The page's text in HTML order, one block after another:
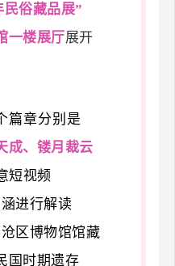
俗藏品展”
一楼展厅展开
篇章分别是
成、 镂月裁云
短视频
进行解读
区博物馆馆藏
国时期遗存